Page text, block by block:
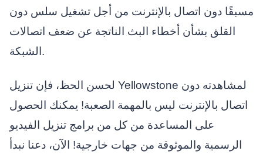
مسبقًا دون اتصال بالإنترنت من أجل تشغيل سلس دون
القلق بشأن أخطاء البث الناتجة عن ضعف اتصالات
الشبكة.
لحسن الحظ، فإن تنزيل Yellowstone لمشاهدته دون
اتصال بالإنترنت ليس بالمهمة الصعبة! يمكنك الحصول
على المساعدة من كل من برامج تنزيل الفيديو
الرسمية والموثوقة من جهات خارجية! الآن، دعنا نبدأ